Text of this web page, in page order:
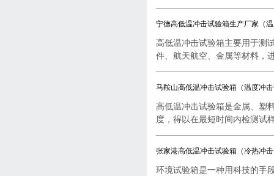
宁德高低温冲击试验箱生产厂家（
高低温冲击试验箱主要用于测
件、航天航空、金属等材料，
马鞍山高低温冲击试验箱（温度冲
高低温冲击试验箱是金属、塑
度，得以在最短时间内检测试
张家港高低温冲击试验箱（冷热冲
环境试验箱是一种用科技的手